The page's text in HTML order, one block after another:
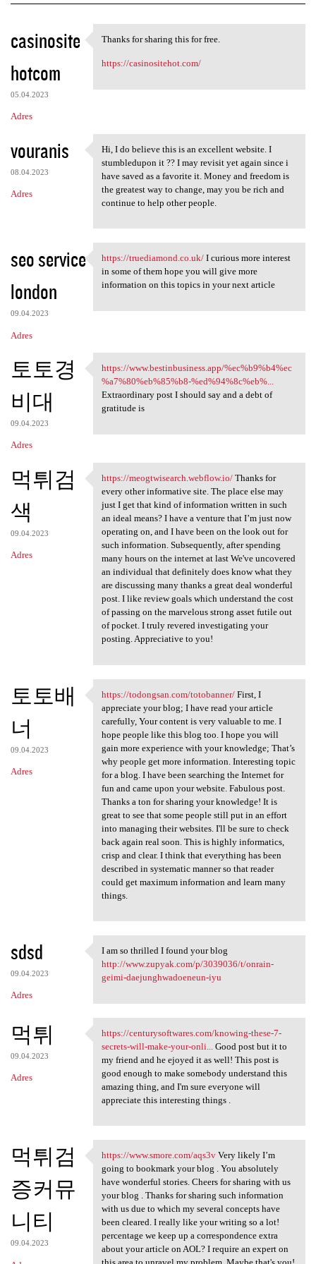
K
o
m
e
n
a
r
z
casinosite
hotcom
05.04.2023
Adres
Thanks for sharing this for
Thanks for sharing this for free.
https://casinositehot.com/
vouranis
08.04.2023
Adres
Hi, I do believe this is an
Hi, I do believe this is an excellent website. I
stumbledupon it ?? I may revisit yet again since i
have saved as a favorite it. Money and freedom is
the greatest way to change, may you be rich and
continue to help other people.
seo service
london
09.04.2023
Adres
https://truediamond.co.uk/ I
https://truediamond.co.uk/I curious more interest
in some of them hope you will give more
information on this topics in your next article
토토경
비대
09.04.2023
Adres
https://www.bestinbusiness
https://www.bestinbusiness.app/%ec%b9%b4%ec
%a7%80%eb%85%b8-%ed%94%8c%eb%...
Extraordinary post I should say and a debt of
gratitude is
먹튀검
색
09.04.2023
Adres
https://meogtwisearch.webflow
https://meogtwisearch.webflow.io/Thanks for
every other informative site. The place else may
just I get that kind of information written in such
an ideal means? I have a venture that I’m just now
operating on, and I have been on the look out for
such information. Subsequently, after spending
many hours on the internet at last We've uncovered
an individual that definitely does know what they
are discussing many thanks a great deal wonderful
post. I like review goals which understand the cost
of passing on the marvelous strong asset futile out
of pocket. I truly revered investigating your
posting. Appreciative to you!
토토배
너
09.04.2023
Adres
https://todongsan.com
https://todongsan.com/totobanner/First, I
appreciate your blog; I have read your article
carefully, Your content is very valuable to me. I
hope people like this blog too. I hope you will
gain more experience with your knowledge; That’s
why people get more information. Interesting topic
for a blog. I have been searching the Internet for
fun and came upon your website. Fabulous post.
Thanks a ton for sharing your knowledge! It is
great to see that some people still put in an effort
into managing their websites. I'll be sure to check
back again real soon. This is highly informatics,
crisp and clear. I think that everything has been
described in systematic manner so that reader
could get maximum information and learn many
things.
sdsd
09.04.2023
Adres
I am so thrilled I found your
I am so thrilled I found your blog
http://www.zupyak.com/p/3039036/t/onrain-
geimi-daejunghwadoeneun-iyu
먹튀
09.04.2023
Adres
https://centurysoftwares.com
https://centurysoftwares.com/knowing-these-7-
secrets-will-make-your-onli...
Good post but it to
my friend and he ejoyed it as well! This post is
good enough to make somebody understand this
amazing thing, and I'm sure everyone will
appreciate this interesting things .
먹튀검
증커뮤
니티
09.04.2023
https://www.smore.com/aqs3v
https://www.smore.com/aqs3vVery likely I’m
going to bookmark your blog . You absolutely
have wonderful stories. Cheers for sharing with us
your blog . Thanks for sharing such information
with us due to which my several concepts have
been cleared. I really like your writing so a lot!
percentage we keep up a correspondence extra
about your article on AOL? I require an expert on